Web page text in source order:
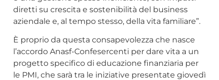
diretti su crescita e sostenibilità del business
aziendale e, al tempo stesso, della vita familiare”.
È proprio da questa consapevolezza che nasce
l’accordo Anasf-Confesercenti per dare vita a un
progetto specifico di educazione finanziaria per
le PMI, che sarà tra le iniziative presentate giovedì